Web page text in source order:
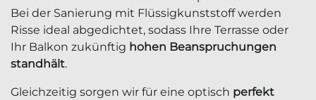
Bei der Sanierung mit Flüssigkunststoff werden
Risse ideal abgedichtet, sodass Ihre Terrasse oder
Ihr Balkon zukünftig hohen Beanspruchungen
standhält.
Gleichzeitig sorgen wir für eine optisch perfekt